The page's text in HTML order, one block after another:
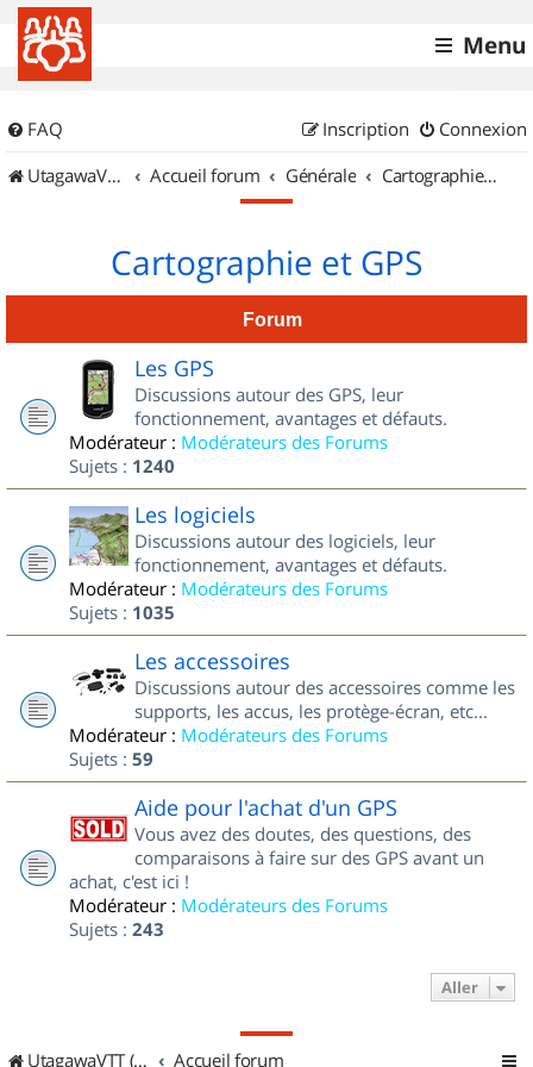
Menu
FAQ Connexion
Inscription
UtagawaVTT (Randos VTT et VTTAE avec traces GPS)
Accueil forum Générale Cartographie et GPS
Cartographie et GPS
Forum
Les GPS
Discussions autour des GPS, leur
fonctionnement, avantages et défauts.
Modérateur : Modérateurs des Forums
Sujets : 1240
Les logiciels
Discussions autour des logiciels, leur
fonctionnement, avantages et défauts.
Modérateur : Modérateurs des Forums
Sujets : 1035
Les accessoires
Discussions autour des accessoires comme les
supports, les accus, les protège-écran, etc...
Modérateur : Modérateurs des Forums
Sujets : 59
Aide pour l'achat d'un GPS
Vous avez des doutes, des questions, des
comparaisons à faire sur des GPS avant un
achat, c'est ici !
Modérateur : Modérateurs des Forums
Sujets : 243
Aller
UtagawaVTT (Randos VTT et VTTAE avec traces GPS) Accueil forum